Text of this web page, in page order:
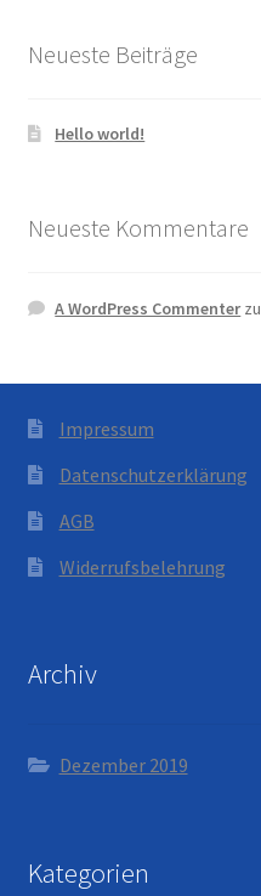
Neueste Beiträge
Hello world!
Neueste Kommentare
A WordPress Commenterzu
Impressum
Datenschutzerklärung
AGB
Widerrufsbelehrung
Archiv
Dezember 2019
Kategorien